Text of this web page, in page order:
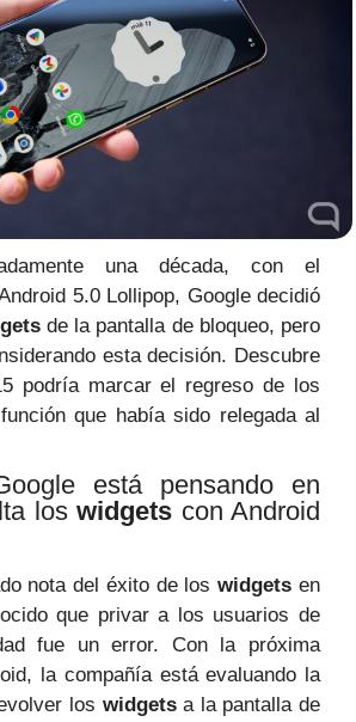
una década, con el
5.0 Lollipop, Google decidió
de la pantalla de bloqueo, pero
esta decisión. Descubre
podría marcar el regreso de los
que había sido relegada al
está pensando en
los widgets con Android
nota del éxito de loswidgets en
que privar a los usuarios de
fue un error. Con la próxima
la compañía está evaluando la
los widgetsa la pantalla de